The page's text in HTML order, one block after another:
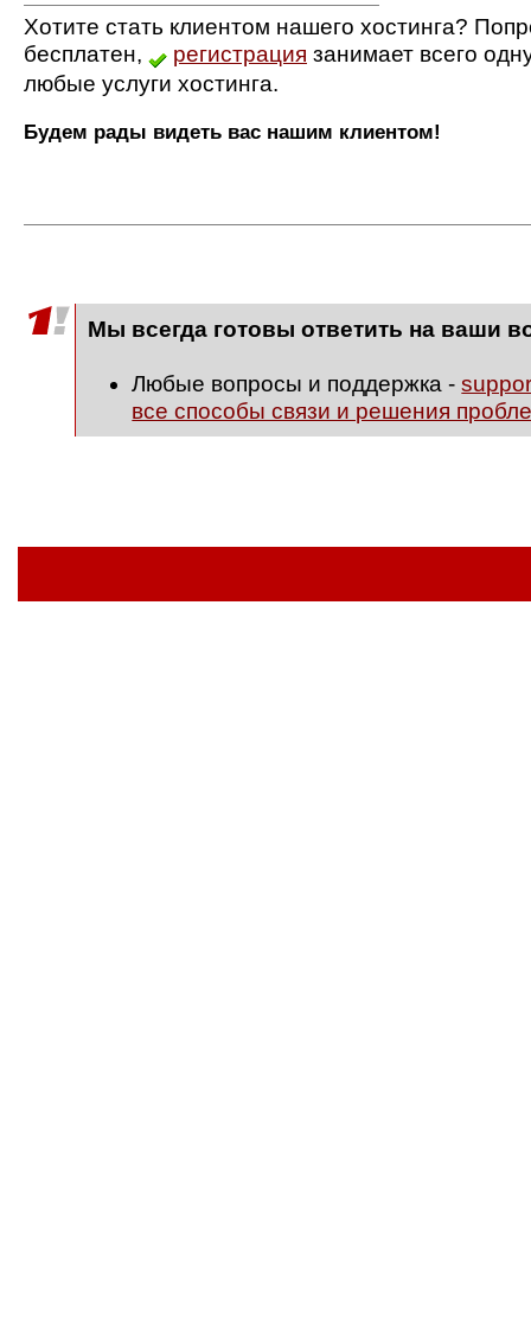
Хотите стать клиентом нашего хостинга?
бесплатен,
регистрация занимает всего
любые услуги хостинга.
Будем рады видеть вас нашим клиентом!
Мы всегда готовы ответить на ваши
Любые вопросы и поддержка -
все способы связи и решения